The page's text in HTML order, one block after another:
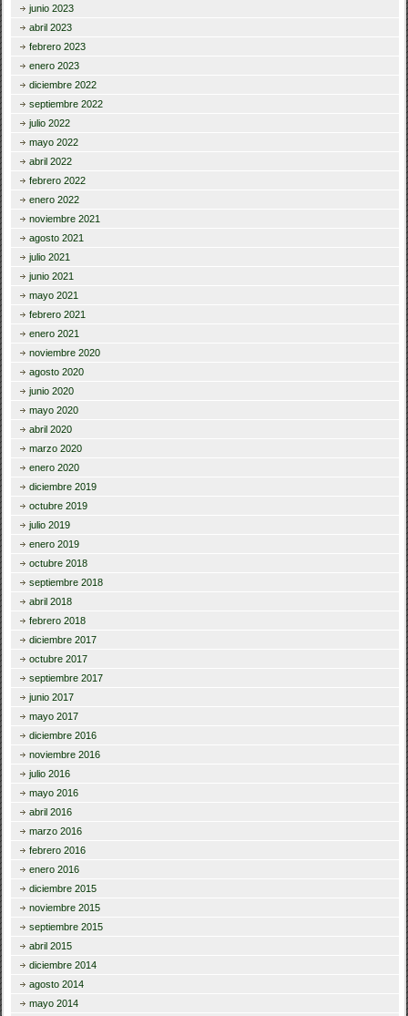
junio 2023
abril 2023
febrero 2023
enero 2023
diciembre 2022
septiembre 2022
julio 2022
mayo 2022
abril 2022
febrero 2022
enero 2022
noviembre 2021
agosto 2021
julio 2021
junio 2021
mayo 2021
febrero 2021
enero 2021
noviembre 2020
agosto 2020
junio 2020
mayo 2020
abril 2020
marzo 2020
enero 2020
diciembre 2019
octubre 2019
julio 2019
enero 2019
octubre 2018
septiembre 2018
abril 2018
febrero 2018
diciembre 2017
octubre 2017
septiembre 2017
junio 2017
mayo 2017
diciembre 2016
noviembre 2016
julio 2016
mayo 2016
abril 2016
marzo 2016
febrero 2016
enero 2016
diciembre 2015
noviembre 2015
septiembre 2015
abril 2015
diciembre 2014
agosto 2014
mayo 2014